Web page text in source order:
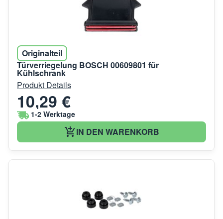
Originalteil
Türverriegelung BOSCH 00609801 für
Kühlschrank
Produkt Details
10,29 €
1-2 Werktage
IN DEN WARENKORB